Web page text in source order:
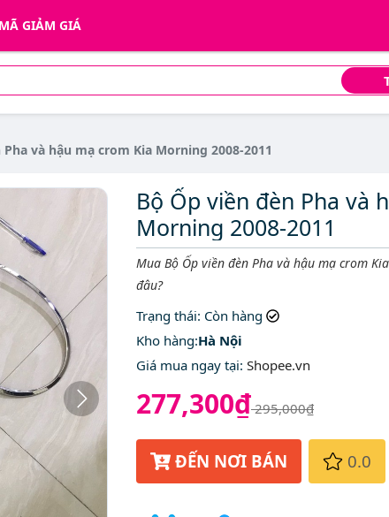
MÃ GIẢM GIÁ
và hậu mạ crom Kia Morning 2008-2011
Bộ Ốp viền đèn Pha và
Morning 2008-2011
Mô tả ngắn
Mua Bộ Ốp viền đèn Pha và hậu mạ crom
đâu?
Trạng thái: Còn hàng
Kho hàng:Hà Nội
Giá mua ngay tại: Shopee.vn
277,300₫295,000₫
ĐẾN NƠI BÁN 0.0